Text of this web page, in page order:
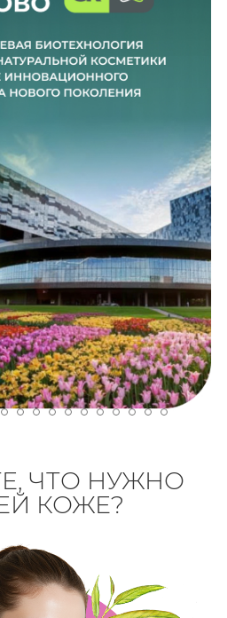
ЧТО НУЖНО
КОЖЕ?